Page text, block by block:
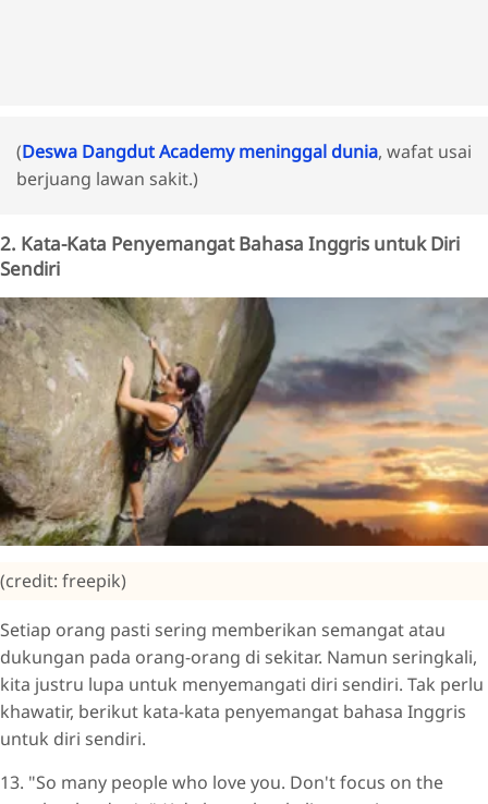
(Deswa Dangdut Academy meninggal dunia, wafat usai
berjuang lawan sakit.)
2. Kata-Kata Penyemangat Bahasa Inggris untuk Diri
Sendiri
(credit: freepik)
Setiap orang pasti sering memberikan semangat atau
dukungan pada orang-orang di sekitar. Namun seringkali,
kita justru lupa untuk menyemangati diri sendiri. Tak perlu
khawatir, berikut kata-kata penyemangat bahasa Inggris
untuk diri sendiri.
13. "So many people who love you. Don't focus on the